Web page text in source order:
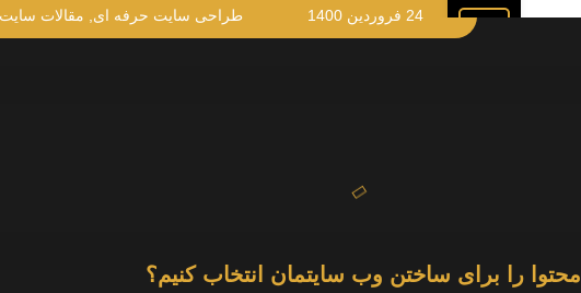
24 فروردین 1400 طراحی سایت حرفه ای مقالات سایت
را برای ساختن وب سایتمان انتخاب کنیم؟